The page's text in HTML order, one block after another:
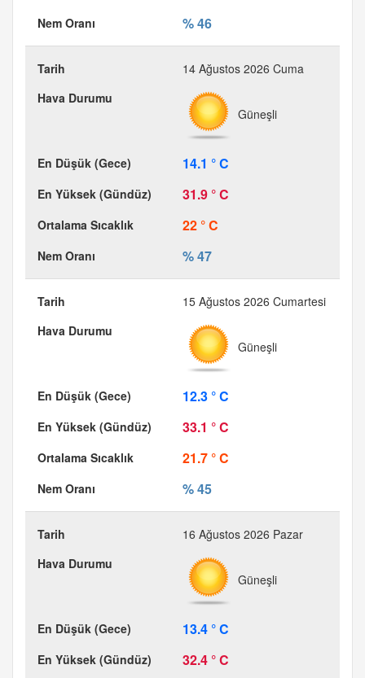
% 46
14 Ağustos 2026 Cuma
Güneşli
14.1 ° C
31.9 ° C
22 ° C
% 47
15 Ağustos 2026 Cumartesi
Güneşli
12.3 ° C
33.1 ° C
21.7 ° C
% 45
16 Ağustos 2026 Pazar
Güneşli
13.4 ° C
32.4 ° C